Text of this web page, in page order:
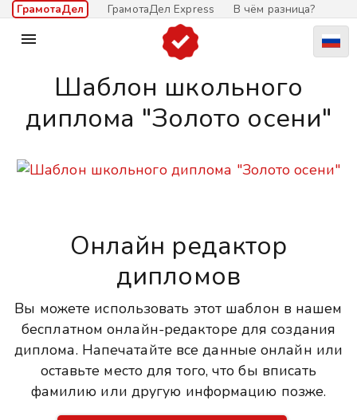
ГрамотаДел ГрамотаДел Express В чём разница?

Шаблон школьного
диплома "Золото осени"
Онлайн редактор
дипломов
Вы можете использовать этот шаблон в нашем
бесплатном онлайн-редакторе для создания
диплома. Напечатайте все данные онлайн или
оставьте место для того, что бы вписать
фамилию или другую информацию позже.